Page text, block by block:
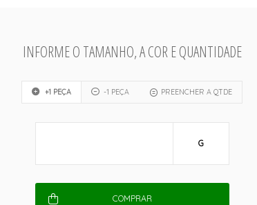
INFORME O TAMANHO, A COR E QUANTIDADE
+1 PEÇA -1 PEÇA PREENCHER A QTDE
G
COMPRAR